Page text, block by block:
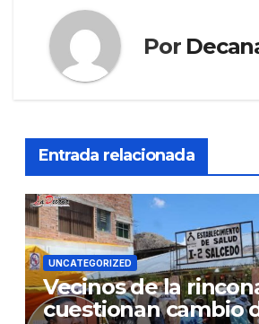
Por
Entrada relacionada
UNCATEGORIZED
Vecinos de la
cuestionan cambio